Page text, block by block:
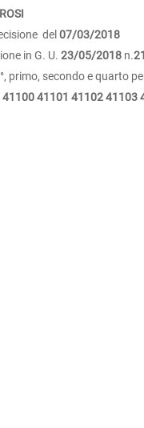
del 07/03/2018
in G. U. 23/05/2018 n.21
primo, secondo e quarto
4110041101 4110241103